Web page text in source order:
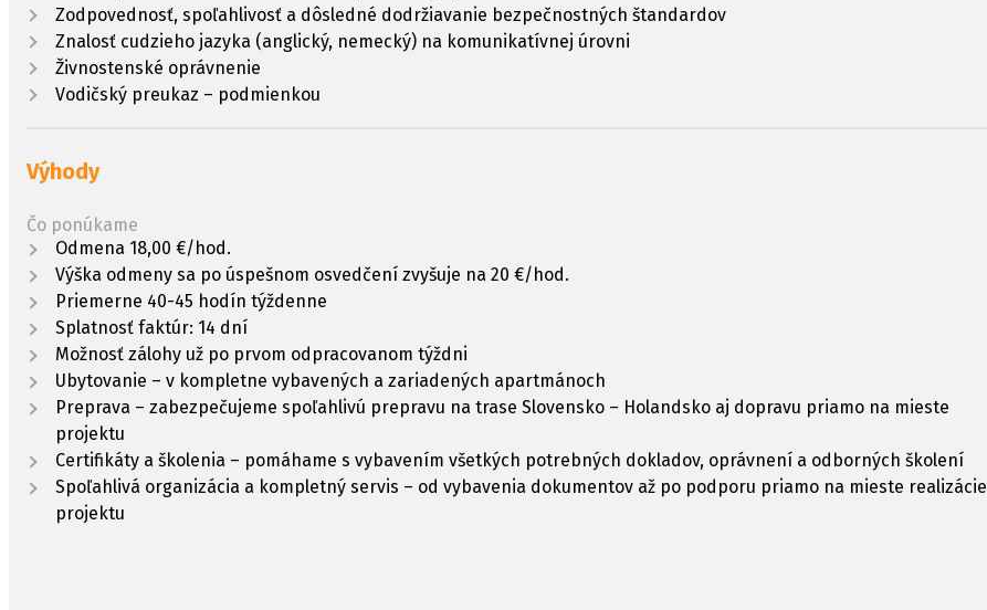
Zodpovednosť, spoľahlivosť a dôsledné dodržiavanie bezpečnostných štandardov
Znalosť cudzieho jazyka (anglický, nemecký) na komunikatívnej úrovni
Živnostenské oprávnenie
Vodičský preukaz – podmienkou
Výhody
Čo ponúkame
Odmena 18,00 €/hod.
Výška odmeny sa po úspešnom osvedčení zvyšuje na 20 €/hod.
Priemerne 40-45 hodín týždenne
Splatnosť faktúr: 14 dní
Možnosť zálohy už po prvom odpracovanom týždni
Ubytovanie – v kompletne vybavených a zariadených apartmánoch
Preprava – zabezpečujeme spoľahlivú prepravu na trase Slovensko – Holandsko aj dopravu priamo na mieste
projektu
Certifikáty a školenia – pomáhame s vybavením všetkých potrebných dokladov, oprávnení a odborných školení
Spoľahlivá organizácia a kompletný servis – od vybavenia dokumentov až po podporu priamo na mieste realizácie
projektu